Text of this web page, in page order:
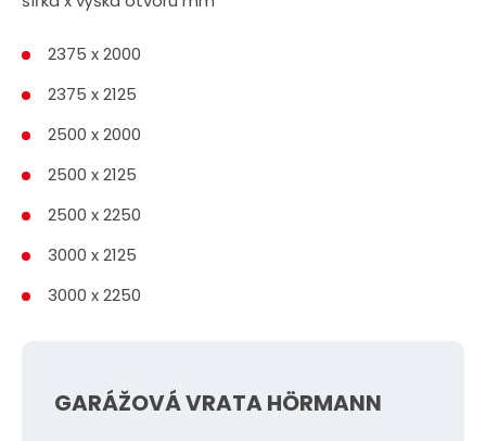
2375 x 2000
2375 x 2125
2500 x 2000
2500 x 2125
2500 x 2250
3000 x 2125
3000 x 2250
GARÁŽOVÁ VRATA HÖRMANN